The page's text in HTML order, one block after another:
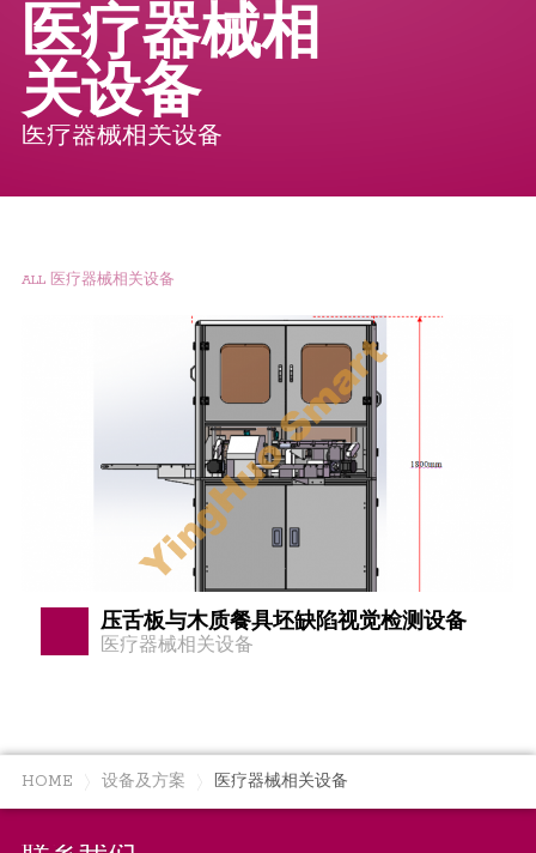
医疗器械相
关设备
医疗器械相关设备
ALL 医疗器械相关设备
压舌板与木质餐具坯缺陷视觉检测设备
医疗器械相关设备
HOME 设备及方案 医疗器械相关设备